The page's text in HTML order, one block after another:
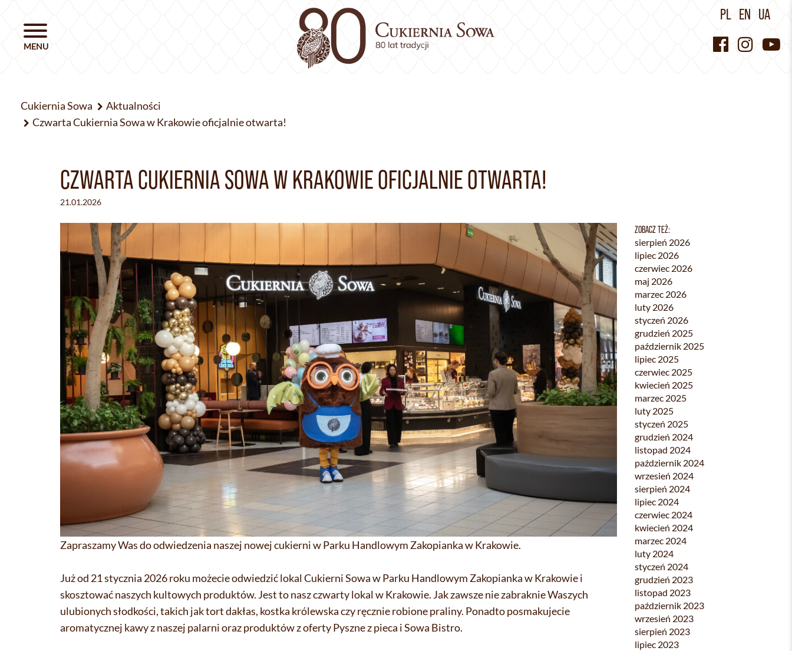
PL EN UA
Cukiernia Sowa
Aktualności
Czwarta Cukiernia Sowa w Krakowie oficjalnie otwarta!
CZWARTA CUKIERNIA SOWA W KRAKOWIE OFICJALNIE OTWARTA!
21.01.2026
Zapraszamy Was do odwiedzenia naszej nowej cukierni w Parku Handlowym Zakopianka w Krakowie.
Już od 21 stycznia 2026 roku możecie odwiedzić lokal Cukierni Sowa w Parku Handlowym Zakopianka w Krakowie i
skosztować naszych kultowych produktów. Jest to nasz czwarty lokal w Krakowie. Jak zawsze nie zabraknie Waszych
ulubionych słodkości, takich jak tort dakłas, kostka królewska czy ręcznie robione praliny. Ponadto posmakujecie
aromatycznej kawy z naszej palarni oraz produktów z oferty Pyszne z pieca i Sowa Bistro.
ZOBACZ TEŻ:
sierpień 2026
lipiec 2026
czerwiec 2026
maj 2026
marzec 2026
luty 2026
styczeń 2026
grudzień 2025
październik 2025
lipiec 2025
czerwiec 2025
kwiecień 2025
marzec 2025
luty 2025
styczeń 2025
grudzień 2024
listopad 2024
październik 2024
wrzesień 2024
sierpień 2024
lipiec 2024
czerwiec 2024
kwiecień 2024
marzec 2024
luty 2024
styczeń 2024
grudzień 2023
listopad 2023
październik 2023
wrzesień 2023
sierpień 2023
lipiec 2023